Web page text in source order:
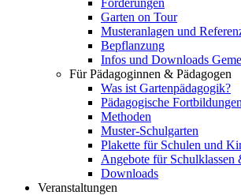
Förderungen
Garten on Tour
Musteranlagen und
Bepflanzung
Infos und Downloads
Für Pädagoginnen & Pädagogen
Was ist Gartenpädagogik?
Pädagogische Fortbildungen
Methoden
Muster-Schulgarten
Plakette für Schulen und
Angebote für Schulklassen
Downloads
Veranstaltungen